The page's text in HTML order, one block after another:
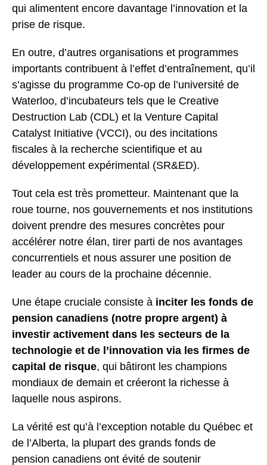
qui alimentent encore davantage l’innovation et la
prise de risque.
En outre, d’autres organisations et programmes
importants contribuent à l’effet d’entraînement, qu’il
s’agisse du programme Co-op de l’université de
Waterloo, d’incubateurs tels que le Creative
Destruction Lab (CDL) et la Venture Capital
Catalyst Initiative (VCCI), ou des incitations
fiscales à la recherche scientifique et au
développement expérimental (SR&ED).
Tout cela est très prometteur. Maintenant que la
roue tourne, nos gouvernements et nos institutions
doivent prendre des mesures concrètes pour
accélérer notre élan, tirer parti de nos avantages
concurrentiels et nous assurer une position de
leader au cours de la prochaine décennie.
Une étape cruciale consiste à inciter les fonds de
pension canadiens (notre propre argent) à
investir activement dans les secteurs de la
technologie et de l’innovation via les firmes de
capital de risque, qui bâtiront les champions
mondiaux de demain et créeront la richesse à
laquelle nous aspirons.
La vérité est qu’à l’exception notable du Québec et
de l’Alberta, la plupart des grands fonds de
pension canadiens ont évité de soutenir